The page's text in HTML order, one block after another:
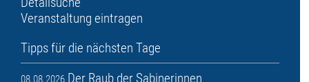
Veranstaltung eintragen
Tipps für die nächsten Tage
08.08.2026 Der Raub der Sabinerinnen